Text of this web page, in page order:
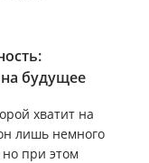
будущее
хватит на
лишь немного
при этом